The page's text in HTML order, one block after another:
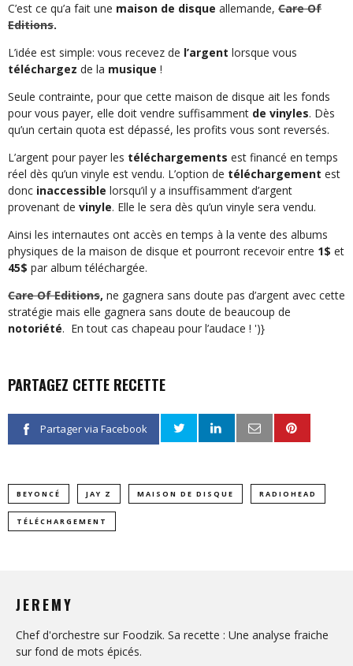
C’est ce qu’a fait une maison de disque allemande, Care Of
Editions.
L’idée est simple: vous recevez de l’argent lorsque vous
téléchargez de la musique !
Seule contrainte, pour que cette maison de disque ait les fonds
pour vous payer, elle doit vendre suffisamment de vinyles. Dès
qu’un certain quota est dépassé, les profits vous sont reversés.
L’argent pour payer les téléchargements est financé en temps
réel dès qu’un vinyle est vendu. L’option de téléchargement est
donc inaccessible lorsqu’il y a insuffisamment d’argent
provenant de vinyle. Elle le sera dès qu’un vinyle sera vendu.
Ainsi les internautes ont accès en temps à la vente des albums
physiques de la maison de disque et pourront recevoir entre 1$ et
45$ par album téléchargée.
Care Of Editions, ne gagnera sans doute pas d’argent avec cette
stratégie mais elle gagnera sans doute de beaucoup de
notoriété. En tout cas chapeau pour l’audace ! ')}
PARTAGEZ CETTE RECETTE
Partager via Facebook
BEYONCÉ JAY Z MAISON DE DISQUE RADIOHEAD
TÉLÉCHARGEMENT
JEREMY
Chef d'orchestre sur Foodzik. Sa recette : Une analyse fraiche
sur fond de mots épicés.